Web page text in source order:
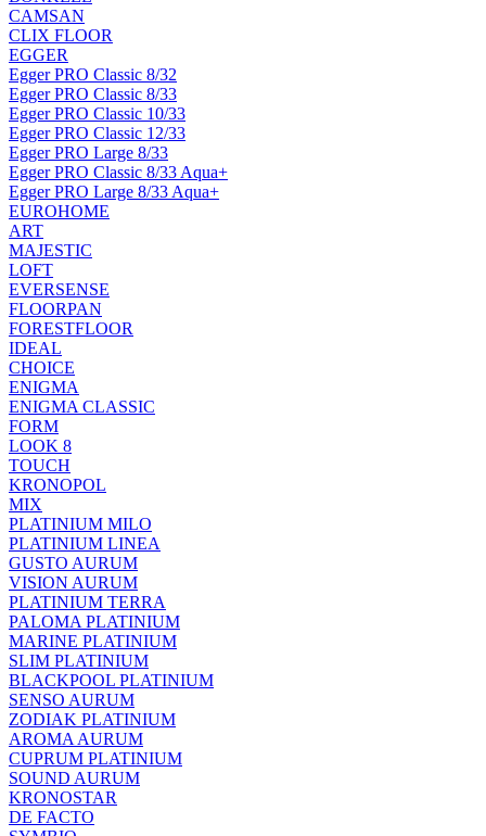
CAMSAN
CLIX FLOOR
EGGER
Egger PRO Classic 8/32
Egger PRO Classic 8/33
Egger PRO Classic 10/33
Egger PRO Classic 12/33
Egger PRO Large 8/33
Egger PRO Classic 8/33 Aqua+
Egger PRO Large 8/33 Aqua+
EUROHOME
ART
MAJESTIC
LOFT
EVERSENSE
FLOORPAN
FORESTFLOOR
IDEAL
CHOICE
ENIGMA
ENIGMA CLASSIC
FORM
LOOK 8
TOUCH
KRONOPOL
MIX
PLATINIUM MILO
PLATINIUM LINEA
GUSTO AURUM
VISION AURUM
PLATINIUM TERRA
PALOMA PLATINIUM
MARINE PLATINIUM
SLIM PLATINIUM
BLACKPOOL PLATINIUM
SENSO AURUM
ZODIAK PLATINIUM
AROMA AURUM
CUPRUM PLATINIUM
SOUND AURUM
KRONOSTAR
DE FACTO